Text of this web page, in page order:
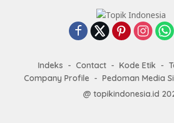
Indeks Contact Kode Etik
Company Profile
Pedoman Media
@ topikindonesia.id